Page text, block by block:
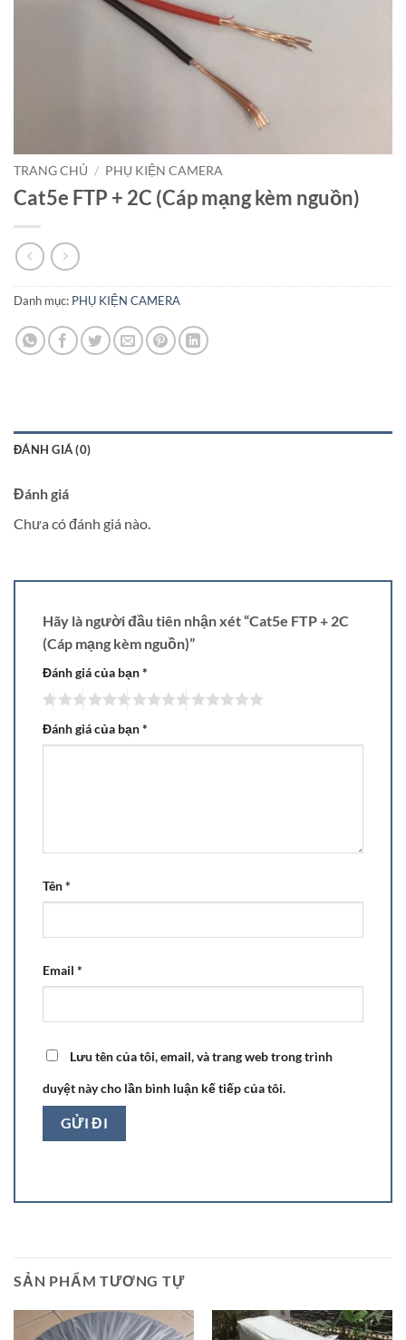
TRANG CHỦ / PHỤ KIỆN CAMERA
Cat5e FTP + 2C (Cáp mạng kèm nguồn)
Danh mục: PHỤ KIỆN CAMERA
ĐÁNH GIÁ (0)
Đánh giá
Chưa có đánh giá nào.
Hãy là người đầu tiên nhận xét “Cat5e FTP + 2C
(Cáp mạng kèm nguồn)”
Đánh giá của bạn*
Đánh giá của bạn*
Tên*
Email *
Lưu tên của tôi, email, và trang web trong trình
duyệt này cho lần bình luận kế tiếp của tôi.
SẢN PHẨM TƯƠNG TỰ